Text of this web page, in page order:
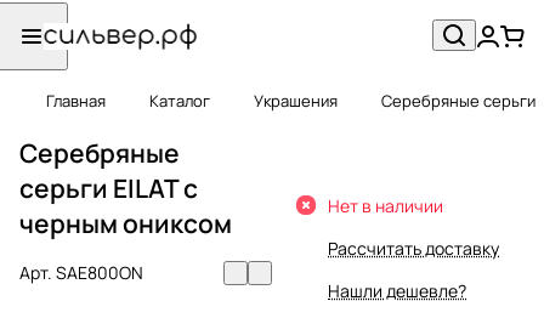
Главная Каталог Украшения Серебряные серьги
Серебряные
серьги EILAT с
черным ониксом
Арт. SAE800ON
Нет в наличии
Рассчитать доставку
Нашли дешевле?